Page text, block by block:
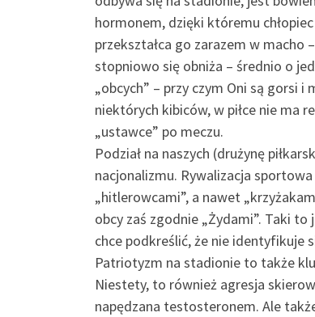
hormonem, dzięki któremu
przekształca go zarazem w macho
stopniowo się obniża – średnio o
„obcych” – przy czym Oni są gorsi
niektórych kibiców, w piłce nie ma
„ustawce” po meczu.
Podział na naszych (drużynę
nacjonalizmu. Rywalizacja
„hitlerowcami”, a nawet
obcy zaś zgodnie „Żydami”. Taki
chce podkreślić, że nie identyfikuje
Patriotyzm na stadionie to także
Niestety, to również agresja
napędzana testosteronem. Ale